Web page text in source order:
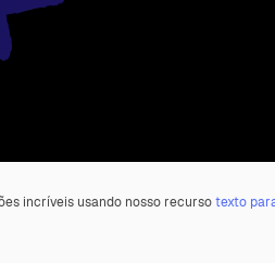
incríveis usando nosso recursotexto